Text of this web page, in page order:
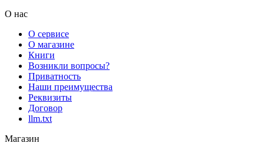
О нас
О сервисе
О магазине
Книги
Возникли вопросы?
Приватность
Наши преимущества
Реквизиты
Договор
llm.txt
Магазин